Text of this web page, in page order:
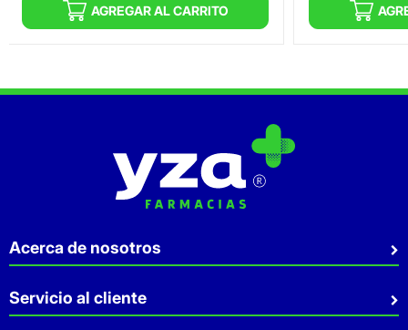
AGREGAR AL CARRITO
Acerca de nosotros
Quiénes somos
Sostenibilidad
Servicio al cliente